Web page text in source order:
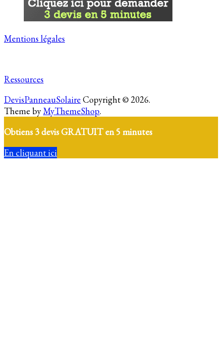
Mentions légales
Ressources
DevisPanneauSolaire Copyright © 2026.
Theme byMyThemeShop.
Obtiens 3 devis GRATUIT en 5 minutes
En cliquant ici